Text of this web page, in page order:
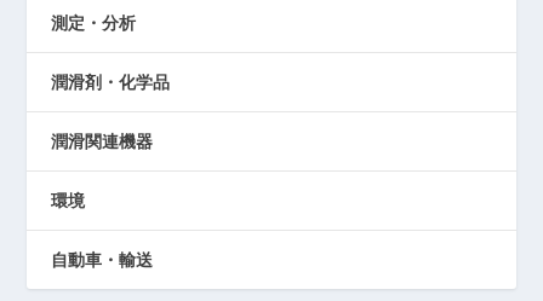
測定・分析
潤滑剤・化学品
潤滑関連機器
環境
自動車・輸送